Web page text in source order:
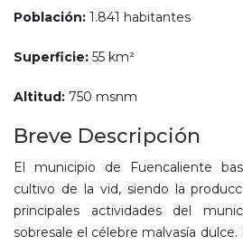
Población: 1.841 habitantes
Superficie: 55 km²
Altitud: 750 msnm
Breve Descripción
El municipio de Fuencaliente
cultivo de la vid, siendo la
principales actividades del
sobresale el célebre malvasía